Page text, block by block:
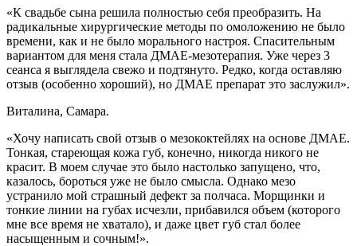
«К свадьбе сына решила полностью себя преобразить. На
радикальные хирургические методы по омоложению не было
времени, как и не было морального настроя. Спасительным
вариантом для меня стала ДМАЕ-мезотерапия. Уже через 3
сеанса я выглядела свежо и подтянуто. Редко, когда оставляю
отзыв (особенно хороший), но ДМАЕ препарат это заслужил».
Виталина, Самара.
«Хочу написать свой отзыв о мезококтейлях на основе ДМАЕ.
Тонкая, стареющая кожа губ, конечно, никогда никого не
красит. В моем случае это было настолько запущено, что,
казалось, бороться уже не было смысла. Однако мезо
устранило мой страшный дефект за полчаса. Морщинки и
тонкие линии на губах исчезли, прибавился объем (которого
мне все время не хватало), и даже цвет губ стал более
насыщенным и сочным!».